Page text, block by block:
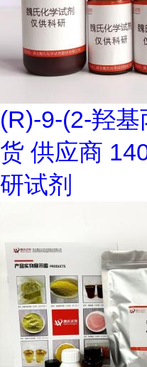
(R)-9-(2-羟
货 供应商
研试剂